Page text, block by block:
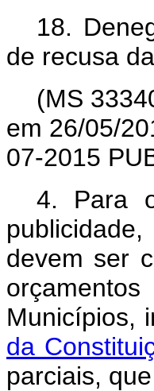
18.
de recusa
(MS
em 26/05/
07-2015
4. Para
devem ser
Municípios,
da
parciais,